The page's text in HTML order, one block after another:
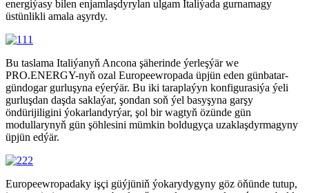
energiýasy bilen enjamlaşdyrylan ulgam Italiýada gurnamagy
üstünlikli amala aşyrdy.
Bu taslama Italiýanyň Ancona şäherinde ýerleşýär we
PRO.ENERGY-nyň ozal Europeewropada üpjün eden günbatar-
gündogar gurluşyna eýerýär. Bu iki taraplaýyn konfigurasiýa ýeli
gurluşdan daşda saklaýar, şondan soň ýel basyşyna garşy
öndürijiligini ýokarlandyrýar, şol bir wagtyň özünde gün
modullarynyň gün şöhlesini mümkin boldugyça uzaklaşdyrmagyny
üpjün edýär.
Europeewropadaky işçi güýjüniň ýokarydygyny göz öňünde tutup,